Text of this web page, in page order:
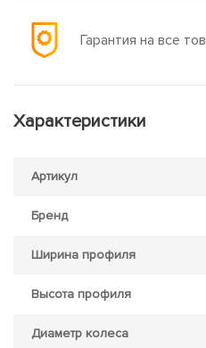
Гарантия на все
Характеристики
Артикул
Бренд
Ширина профиля
Высота профиля
Диаметр колеса